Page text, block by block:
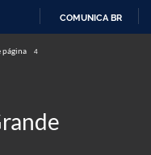
COMUNICA BR
página 4